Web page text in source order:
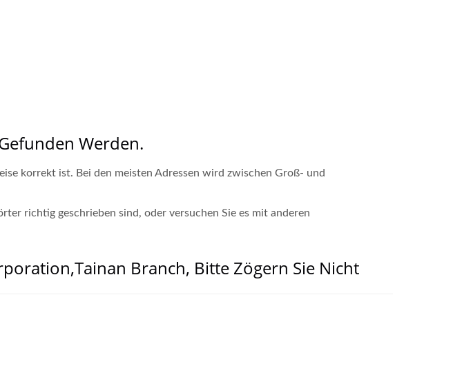
Werden.
korrekt ist. Bei den meisten Adressen wird zwischen Groß- und
richtig geschrieben sind, oder versuchen Sie es mit anderen
Branch, Bitte Zögern Sie Nicht